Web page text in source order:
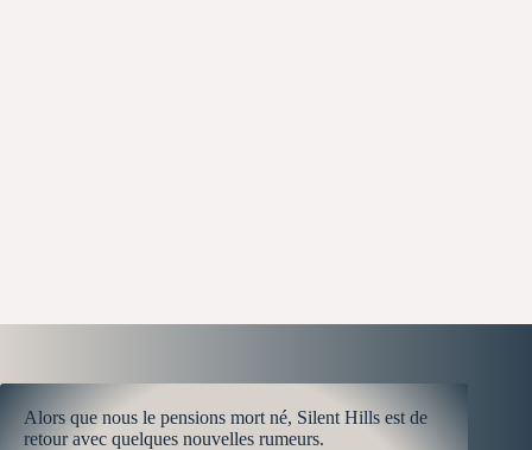
Alors que nous le pensions mort né, Silent Hills est de
retour avec quelques nouvelles rumeurs.